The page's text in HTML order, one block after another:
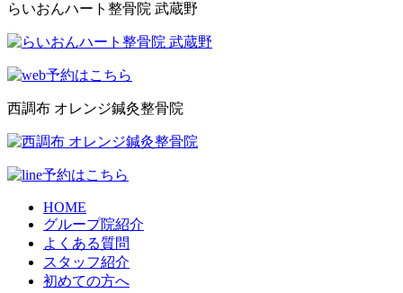
らいおんハート整骨院 武蔵野
西調布 オレンジ鍼灸整骨院
HOME
グループ院紹介
よくある質問
スタッフ紹介
初めての方へ